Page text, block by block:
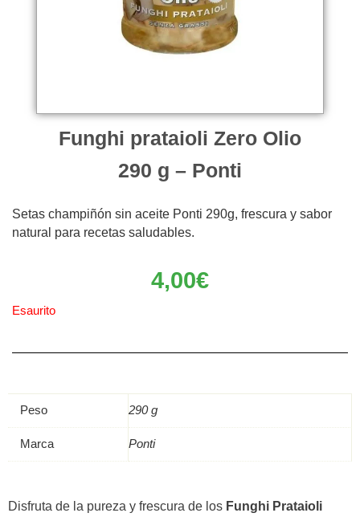
Funghi prataioli Zero Olio
290 g – Ponti
Setas champiñón sin aceite Ponti 290g, frescura y sabor
natural para recetas saludables.
4,00€
Esaurito
Peso 290 g
Marca Ponti
Disfruta de la pureza y frescura de los Funghi Prataioli